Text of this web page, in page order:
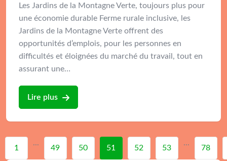
Les Jardins de la Montagne Verte, toujours plus pour
une économie durable Ferme rurale inclusive, les
Jardins de la Montagne Verte offrent des
opportunités d’emplois, pour les personnes en
difficultés et éloignées du marché du travail, tout en
assurant une…
Lire plus
1
...
49 50 51 52 53
...
78